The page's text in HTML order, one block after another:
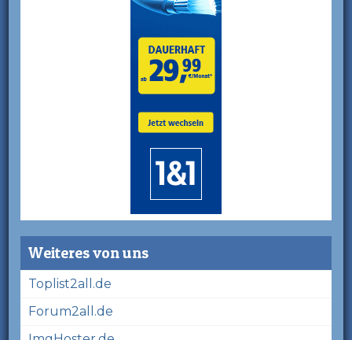
Weiteres von uns
Toplist2all.de
Forum2all.de